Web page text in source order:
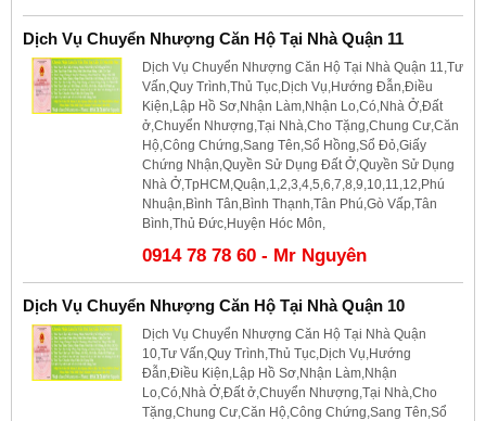
Dịch Vụ Chuyển Nhượng Căn Hộ Tại Nhà Quận 11
Dịch Vụ Chuyển Nhượng Căn Hộ Tại Nhà Quận 11,Tư
Vấn,Quy Trình,Thủ Tục,Dịch Vụ,Hướng Đẫn,Điều
Kiện,Lập Hồ Sơ,Nhận Làm,Nhận Lo,Có,Nhà Ở,Đất
ở,Chuyển Nhượng,Tại Nhà,Cho Tặng,Chung Cư,Căn
Hộ,Công Chứng,Sang Tên,Sổ Hồng,Sổ Đỏ,Giấy
Chứng Nhận,Quyền Sử Dụng Đất Ở,Quyền Sử Dụng
Nhà Ở,TpHCM,Quận,1,2,3,4,5,6,7,8,9,10,11,12,Phú
Nhuận,Bình Tân,Bình Thạnh,Tân Phú,Gò Vấp,Tân
Bình,Thủ Đức,Huyện Hóc Môn,
0914 78 78 60 - Mr Nguyên
Dịch Vụ Chuyển Nhượng Căn Hộ Tại Nhà Quận 10
Dịch Vụ Chuyển Nhượng Căn Hộ Tại Nhà Quận
10,Tư Vấn,Quy Trình,Thủ Tục,Dịch Vụ,Hướng
Đẫn,Điều Kiện,Lập Hồ Sơ,Nhận Làm,Nhận
Lo,Có,Nhà Ở,Đất ở,Chuyển Nhượng,Tại Nhà,Cho
Tặng,Chung Cư,Căn Hộ,Công Chứng,Sang Tên,Sổ